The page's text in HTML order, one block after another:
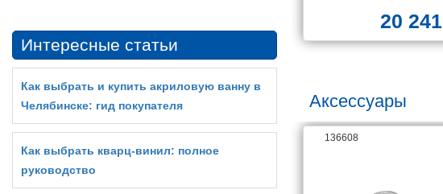
20 241
Аксессуары
136608
Интересные статьи
Как выбрать и купить акриловую ванну в
Челябинске: гид покупателя
Как выбрать кварц‑винил: полное
руководство